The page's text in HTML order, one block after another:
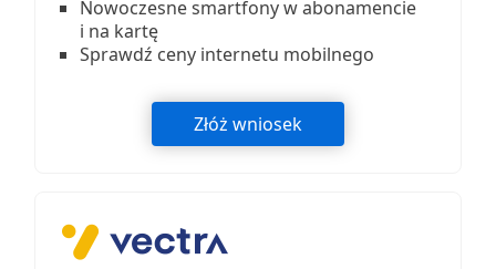
Nowoczesne smartfony w abonamencie
i na kartę
Sprawdź ceny internetu mobilnego
Złóż wniosek